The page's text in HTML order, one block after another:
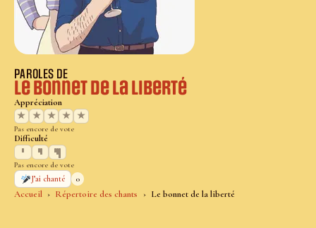
Accueil Répertoire des chants Le bonnet de la liberté
PAROLES DE
Le bonnet de la liberté
Appréciation
★
★ ★ ★ ★
Pas encore de vote
Difficulté
Pas encore de vote
J’ai chanté
0